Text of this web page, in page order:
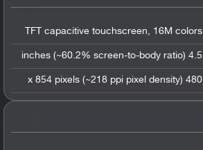
TFT capacitive touchscreen, 16M colors
4.5 inches (~60.2% screen-to-body ratio)
480 x 854 pixels (~218 ppi pixel density)